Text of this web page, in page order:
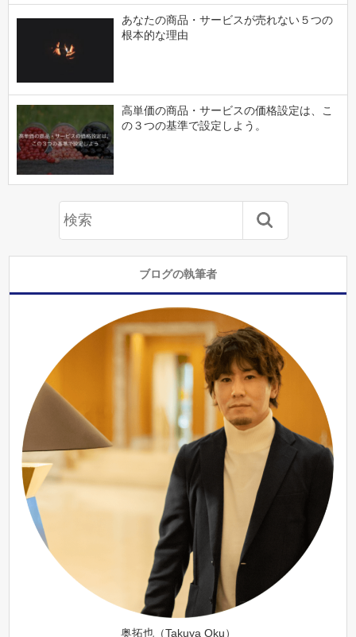
あなたの商品・サービスが売れない５つの
根本的な理由
高単価の商品・サービスの価格設定は、こ
の３つの基準で設定しよう。
ブログの執筆者
奥拓也（Takuya Oku）